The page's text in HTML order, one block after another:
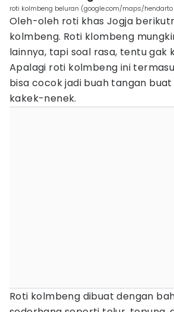
roti kolmbeng beluran (google.com/maps/
Oleh-oleh roti khas Jogja
kolmbeng. Roti klombeng
lainnya, tapi soal rasa, tentu gak
Apalagi roti kolmbeng ini
bisa cocok jadi buah tangan
kakek-nenek.
Roti kolmbeng dibuat dengan